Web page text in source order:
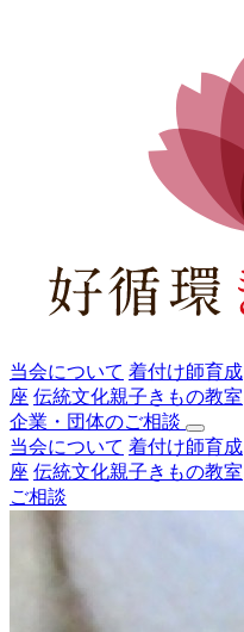
当会について 着付け師育成
座 伝統文化親子きもの教室
企業・団体のご相談
当会について 着付け師育成
座 伝統文化親子きもの教室
ご相談